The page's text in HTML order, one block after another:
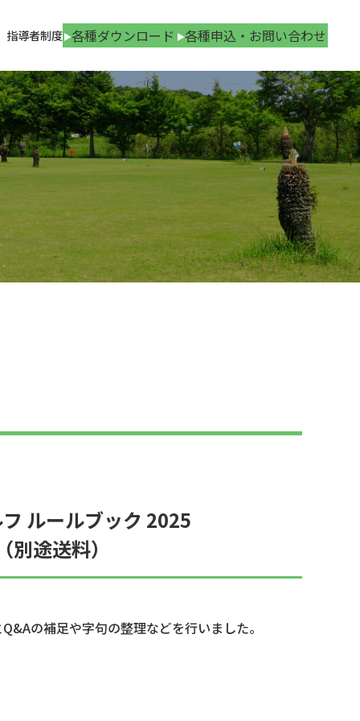
指導者制度 各種ダウンロード 各種申込・お問い合わせ
ルールブック 2025
途送料）
の補足や字句の整理などを行いました。